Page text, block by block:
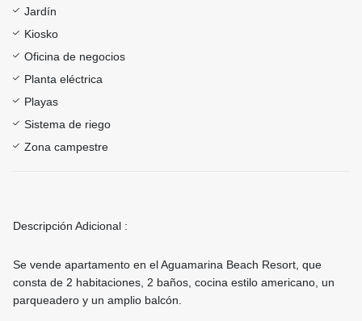
Jardín
Kiosko
Oficina de negocios
Planta eléctrica
Playas
Sistema de riego
Zona campestre
Descripción Adicional :
Se vende apartamento en el Aguamarina Beach Resort, que
consta de 2 habitaciones, 2 baños, cocina estilo americano, un
parqueadero y un amplio balcón.